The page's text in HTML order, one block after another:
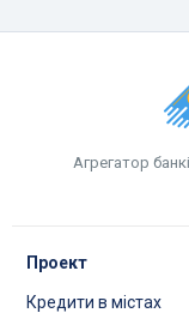
Агрегатор
Проект
Кредити в містах